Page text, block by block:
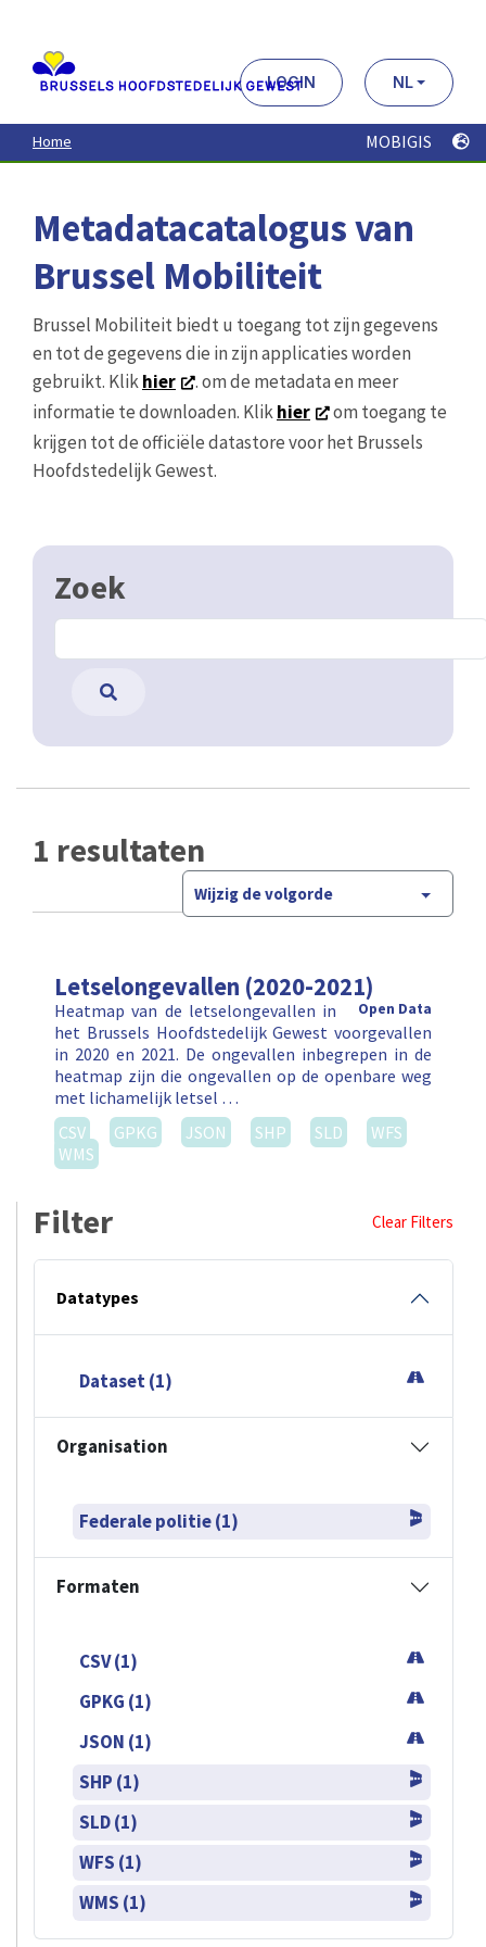
contenu
principal
LOGIN NL
Home MOBIGIS
Metadatacatalogus van
Brussel Mobiliteit
Brussel Mobiliteit biedt u toegang tot zijn gegevens
en tot de gegevens die in zijn applicaties worden
gebruikt. Klikhier
. om de metadata en meer
informatie te downloaden. Klikhier
om toegang te
krijgen tot de officiële datastore voor het Brussels
Hoofdstedelijk Gewest.
Zoek
1 resultaten
Wijzig de volgorde
Letselongevallen (2020-2021)
Open Data
Heatmap van de letselongevallen in
het Brussels Hoofdstedelijk Gewest voorgevallen
in 2020 en 2021. De ongevallen inbegrepen in de
heatmap zijn die ongevallen op de openbare weg
met lichamelijk letsel …
CSV
GPKG JSON SHP SLD
WFS
WMS
Filter Clear Filters
Datatypes
Dataset (1)
Organisation
Federale politie (1)
Formaten
CSV (1)
GPKG (1)
JSON (1)
SHP (1)
SLD (1)
WFS (1)
WMS (1)